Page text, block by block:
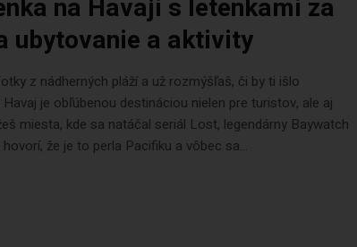
na Havaji s letenkami za
ubytovanie a aktivity
z nádherných pláží a už rozmýšľaš, či by ti išlo
je obľúbenou destináciou nielen pre turistov, ale aj
miesta, kde sa natáčal seriál Lost, legendárny Baywatch
že je to perla Pacifiku a vôbec sa...